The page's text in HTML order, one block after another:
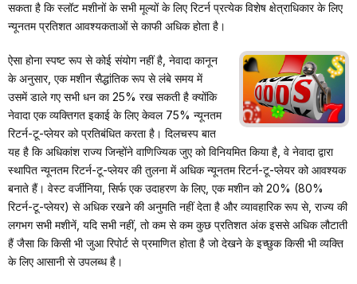
सकता है कि स्लॉट मशीनों के सभी मूल्यों के लिए रिटर्न प्रत्येक विशेष क्षेत्राधिकार के लिए
न्यूनतम प्रतिशत आवश्यकताओं से काफी अधिक होता है।
ऐसा होना स्पष्ट रूप से कोई संयोग नहीं है, नेवादा कानून
के अनुसार, एक मशीन सैद्धांतिक रूप से लंबे समय में
उसमें डाले गए सभी धन का 25% रख सकती है क्योंकि
नेवादा एक व्यक्तिगत इकाई के लिए केवल 75% न्यूनतम
रिटर्न-टू-प्लेयर को प्रतिबंधित करता है। दिलचस्प बात
यह है कि अधिकांश राज्य जिन्होंने वाणिज्यिक जुए को विनियमित किया है, वे नेवादा द्वारा
स्थापित न्यूनतम रिटर्न-टू-प्लेयर की तुलना में अधिक न्यूनतम रिटर्न-टू-प्लेयर को आवश्यक
बनाते हैं। वेस्ट वर्जीनिया, सिर्फ एक उदाहरण के लिए, एक मशीन को 20% (80%
रिटर्न-टू-प्लेयर) से अधिक रखने की अनुमति नहीं देता है और व्यावहारिक रूप से, राज्य की
लगभग सभी मशीनें, यदि सभी नहीं, तो कम से कम कुछ प्रतिशत अंक इससे अधिक लौटाती
हैं जैसा कि किसी भी जुआ रिपोर्ट से प्रमाणित होता है जो देखने के इच्छुक किसी भी व्यक्ति
के लिए आसानी से उपलब्ध है।